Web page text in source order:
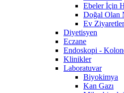
Ebeler İçin
Doğal Olan
Ev
Diyetisyen
Eczane
Endoskopi -
Klinikler
Laboratuvar
Biyokimya
Kan Gazı